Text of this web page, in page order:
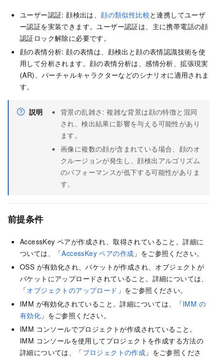
ユーザー認証: 顔検出は、 顔の類似性比較と連携してユーザ
ー認証を実装できます。ユーザー認証は、主に携帯電話の顔
認証ロック解除に必要です。
顔の表情分析: 顔の表情は、顔検出と顔の表情認識技術を使
用して分析されます。顔の表情分析は、感情分析、拡張現実
(AR)、バーチャルキャラクターなどのシナリオに適用されま
す。
説明
背景の乱雑さ: 複雑な背景は顔の特徴と混同
され、検出結果に影響を与える可能性があり
ます。
画像に複数の顔が含まれている場合、顔のオ
クルージョンが発生し、顔検出アルゴリズム
のパフォーマンスが低下する可能性がありま
す。
前提条件
AccessKey ペアが作成され、取得されていること。詳細に
ついては、「AccessKey ペアの作成 」をご参照ください。
OSS が有効化され、バケットが作成され、オブジェクトが
バケットにアップロードされていること。詳細については、
「オブジェクトのアップロード 」をご参照ください。
IMM が有効化されていること。詳細については、「IMM の
有効化 」をご参照ください。
IMM コンソールでプロジェクトが作成されていること。
IMM コンソールを使用してプロジェクトを作成する方法の
詳細については、「プロジェクトの作成 」をご参照くださ